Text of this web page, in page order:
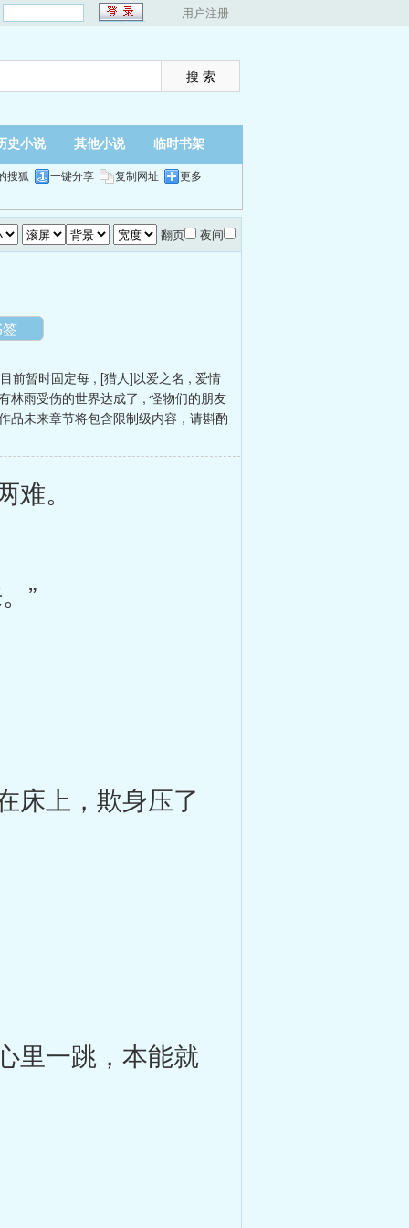
用户注册
史小说 其他小说 临时书架
搜狐 一键分享 复制网址 更多
翻页 夜间
前暂时固定每 , [猎人]以爱之名 , 爱情
林雨受伤的世界达成了 ,怪物们的朋友
品未来章节将包含限制级内容，请斟酌
。
”
上，欺身压了
里一跳，本能就